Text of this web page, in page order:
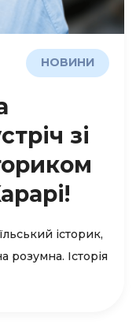
НОВИНИ
зі
історик,
розумна. Історія